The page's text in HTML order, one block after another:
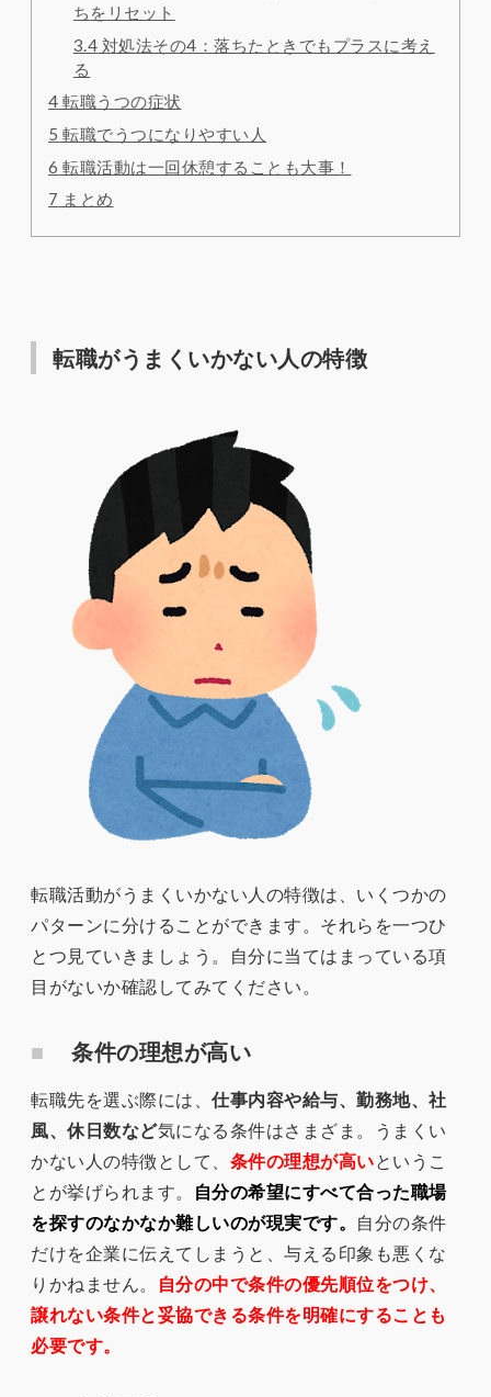
ちをリセット
3.4 対処法その4：落ちたときでもプラスに考え
る
4 転職うつの症状
5 転職でうつになりやすい人
6 転職活動は一回休憩することも大事！
7 まとめ
転職がうまくいかない人の特徴
転職活動がうまくいかない人の特徴は、いくつかの
パターンに分けることができます。それらを一つひ
とつ見ていきましょう。自分に当てはまっている項
目がないか確認してみてください。
条件の理想が高い
転職先を選ぶ際には、 仕事内容や給与、勤務地、社
風、休日数など気になる条件はさまざま。うまくい
かない人の特徴として、 条件の理想が高いというこ
とが挙げられます。
自分の希望にすべて合った職場
を探すのなかなか難しいのが現実です。
自分の条件
だけを企業に伝えてしまうと、与える印象も悪くな
りかねません。
自分の中で条件の優先順位をつけ、
譲れない条件と妥協できる条件を明確にすることも
必要です。